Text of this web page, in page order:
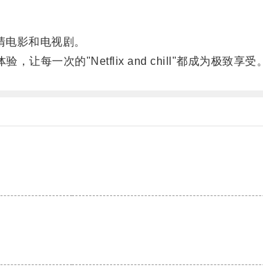
影和电视剧。
，让每一次的"Netflix and chill"都成为极致享受。